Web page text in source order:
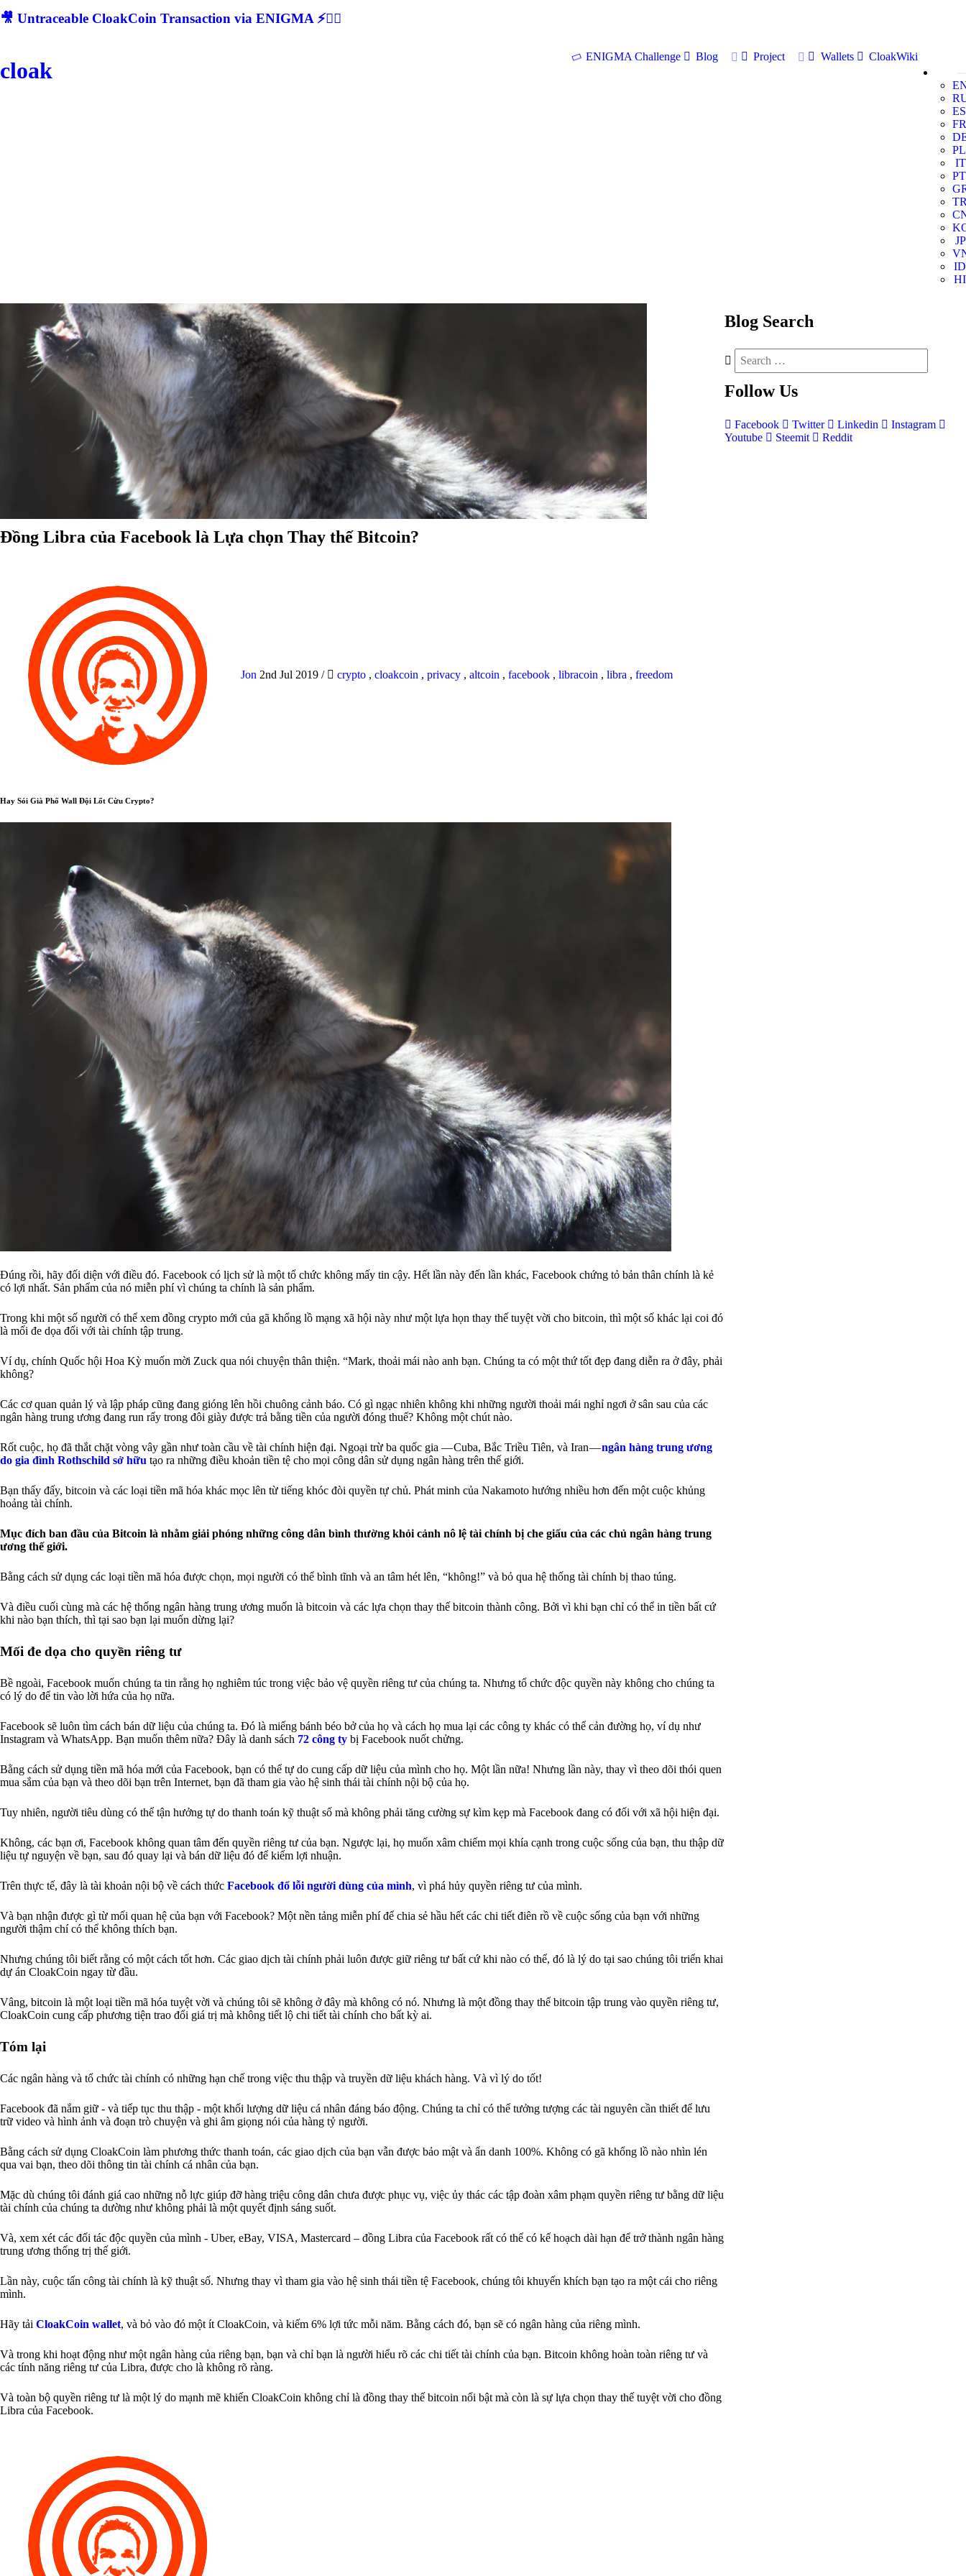
🎥 Untraceable CloakCoin Transaction via ENIGMA ⚡🕵‍♂
cloak
ENIGMA Challenge Blog Project Wallets
CloakWiki
ES
FR
PL
IT
PT
JP
ID
HI
Đồng Libra của Facebook là Lựa chọn Thay thế Bitcoin?
Jon 2nd Jul 2019 / crypto , cloakcoin , privacy , altcoin , facebook , libracoin , libra , freedom
Hay Sói Già Phố Wall Đội Lốt Cừu Crypto?
Đúng rồi, hãy đối diện với điều đó. Facebook có lịch sử là một tổ chức không mấy tin cậy. Hết lần này đến lần khác, Facebook chứng tỏ bản thân chính là kẻ
có lợi nhất. Sản phẩm của nó miễn phí vì chúng ta chính là sản phẩm.
Trong khi một số người có thể xem đồng crypto mới của gã khổng lồ mạng xã hội này như một lựa họn thay thế tuyệt vời cho bitcoin, thì một số khác lại coi đó
là mối đe dọa đối với tài chính tập trung.
Ví dụ, chính Quốc hội Hoa Kỳ muốn mời Zuck qua nói chuyện thân thiện. “Mark, thoải mái nào anh bạn. Chúng ta có một thứ tốt đẹp đang diễn ra ở đây, phải
không?
Các cơ quan quản lý và lập pháp cũng đang gióng lên hồi chuông cảnh báo. Có gì ngạc nhiên không khi những người thoải mái nghỉ ngơi ở sân sau của các
ngân hàng trung ương đang run rẩy trong đôi giày được trả bằng tiền của người đóng thuế? Không một chút nào.
Rốt cuộc, họ đã thắt chặt vòng vây gần như toàn cầu về tài chính hiện đại. Ngoại trừ ba quốc gia — Cuba, Bắc Triều Tiên, và Iran —ngân hàng trung ương
do gia đình Rothschild sở hữu tạo ra những điều khoản tiền tệ cho mọi công dân sử dụng ngân hàng trên thế giới.
Bạn thấy đấy, bitcoin và các loại tiền mã hóa khác mọc lên từ tiếng khóc đòi quyền tự chủ. Phát minh của Nakamoto hướng nhiều hơn đến một cuộc khủng
hoảng tài chính.
Mục đích ban đầu của Bitcoin là nhằm giải phóng những công dân bình thường khỏi cảnh nô lệ tài chính bị che giấu của các chủ ngân hàng trung
ương thế giới.
Bằng cách sử dụng các loại tiền mã hóa được chọn, mọi người có thể bình tĩnh và an tâm hét lên, “không!” và bỏ qua hệ thống tài chính bị thao túng.
Và điều cuối cùng mà các hệ thống ngân hàng trung ương muốn là bitcoin và các lựa chọn thay thế bitcoin thành công. Bởi vì khi bạn chỉ có thể in tiền bất cứ
khi nào bạn thích, thì tại sao bạn lại muốn dừng lại?
Mối đe dọa cho quyền riêng tư
Bề ngoài, Facebook muốn chúng ta tin rằng họ nghiêm túc trong việc bảo vệ quyền riêng tư của chúng ta. Nhưng tổ chức độc quyền này không cho chúng ta
có lý do để tin vào lời hứa của họ nữa.
Facebook sẽ luôn tìm cách bán dữ liệu của chúng ta. Đó là miếng bánh béo bở của họ và cách họ mua lại các công ty khác có thể cản đường họ, ví dụ như
Instagram và WhatsApp. Bạn muốn thêm nữa? Đây là danh sách 72 công ty bị Facebook nuốt chửng.
Bằng cách sử dụng tiền mã hóa mới của Facebook, bạn có thể tự do cung cấp dữ liệu của mình cho họ. Một lần nữa! Nhưng lần này, thay vì theo dõi thói quen
mua sắm của bạn và theo dõi bạn trên Internet, bạn đã tham gia vào hệ sinh thái tài chính nội bộ của họ.
Tuy nhiên, người tiêu dùng có thể tận hưởng tự do thanh toán kỹ thuật số mà không phải tăng cường sự kìm kẹp mà Facebook đang có đối với xã hội hiện đại.
Không, các bạn ơi, Facebook không quan tâm đến quyền riêng tư của bạn. Ngược lại, họ muốn xâm chiếm mọi khía cạnh trong cuộc sống của bạn, thu thập dữ
liệu tự nguyện về bạn, sau đó quay lại và bán dữ liệu đó để kiếm lợi nhuận.
Trên thực tế, đây là tài khoản nội bộ về cách thức Facebook đổ lỗi người dùng của mình, vì phá hủy quyền riêng tư của mình.
Và bạn nhận được gì từ mối quan hệ của bạn với Facebook? Một nền tảng miễn phí để chia sẻ hầu hết các chi tiết điên rồ về cuộc sống của bạn với những
người thậm chí có thể không thích bạn.
Nhưng chúng tôi biết rằng có một cách tốt hơn. Các giao dịch tài chính phải luôn được giữ riêng tư bất cứ khi nào có thể, đó là lý do tại sao chúng tôi triển khai
dự án CloakCoin ngay từ đầu.
Vâng, bitcoin là một loại tiền mã hóa tuyệt vời và chúng tôi sẽ không ở đây mà không có nó. Nhưng là một đồng thay thế bitcoin tập trung vào quyền riêng tư,
CloakCoin cung cấp phương tiện trao đổi giá trị mà không tiết lộ chi tiết tài chính cho bất kỳ ai.
Tóm lại
Các ngân hàng và tổ chức tài chính có những hạn chế trong việc thu thập và truyền dữ liệu khách hàng. Và vì lý do tốt!
Facebook đã nắm giữ - và tiếp tục thu thập - một khối lượng dữ liệu cá nhân đáng báo động. Chúng ta chỉ có thể tưởng tượng các tài nguyên cần thiết để lưu
trữ video và hình ảnh và đoạn trò chuyện và ghi âm giọng nói của hàng tỷ người.
Bằng cách sử dụng CloakCoin làm phương thức thanh toán, các giao dịch của bạn vẫn được bảo mật và ẩn danh 100%. Không có gã khổng lồ nào nhìn lén
qua vai bạn, theo dõi thông tin tài chính cá nhân của bạn.
Mặc dù chúng tôi đánh giá cao những nỗ lực giúp đỡ hàng triệu công dân chưa được phục vụ, việc ủy thác các tập đoàn xâm phạm quyền riêng tư bằng dữ liệu
tài chính của chúng ta dường như không phải là một quyết định sáng suốt.
Và, xem xét các đối tác độc quyền của mình - Uber, eBay, VISA, Mastercard – đồng Libra của Facebook rất có thể có kế hoạch dài hạn để trở thành ngân hàng
trung ương thống trị thế giới.
Lần này, cuộc tấn công tài chính là kỹ thuật số. Nhưng thay vì tham gia vào hệ sinh thái tiền tệ Facebook, chúng tôi khuyến khích bạn tạo ra một cái cho riêng
mình.
Hãy tải CloakCoin wallet, và bỏ vào đó một ít CloakCoin, và kiếm 6% lợi tức mỗi năm. Bằng cách đó, bạn sẽ có ngân hàng của riêng mình.
Và trong khi hoạt động như một ngân hàng của riêng bạn, bạn và chỉ bạn là người hiểu rõ các chi tiết tài chính của bạn. Bitcoin không hoàn toàn riêng tư và
các tính năng riêng tư của Libra, được cho là không rõ ràng.
Và toàn bộ quyền riêng tư là một lý do mạnh mẽ khiến CloakCoin không chỉ là đồng thay thế bitcoin nổi bật mà còn là sự lựa chọn thay thế tuyệt vời cho đồng
Libra của Facebook.
Blog Search
Follow Us
Facebook Twitter Linkedin
Instagram
Youtube
Steemit Reddit